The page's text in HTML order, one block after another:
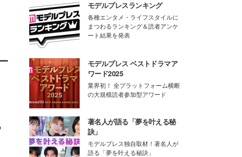
モデルプレスランキング
各種エンタメ・ライフスタイルに
まつわるランキング＆読者アンケ
ート結果を発表
モデルプレス ベストドラマア
ワード2025
業界初！ 全プラットフォーム横断
の大規模読者参加型アワード
著名人が語る「夢を叶える秘
訣」
モデルプレス独自取材！著名人が
語る「夢を叶える秘訣」